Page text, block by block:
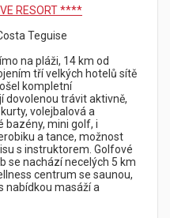
RESORT ****
Teguise
na pláži, 14 km od
tří velkých hotelů sítě
kompletní
dovolenou trávit aktivně,
volejbalová a
bazény, mini golf, i
a tance, možnost
s instruktorem. Golfové
se nachází necelých 5 km
centrum se saunou,
nabídkou masáží a
číslo
osob
dětí ve věku 2-12 let
dětí ve věku 0-2 roky